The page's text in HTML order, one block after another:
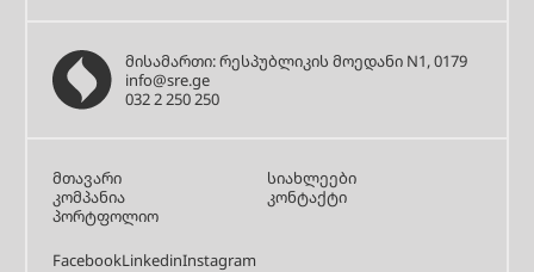
მისამართი: რესპუბლიკის მოედანი N1, 0179
info@sre.ge
032 2 250 250
მთავარი
კომპანია
პორტფოლიო
სიახლეები
კონტაქტი
FacebookLinkedinInstagram